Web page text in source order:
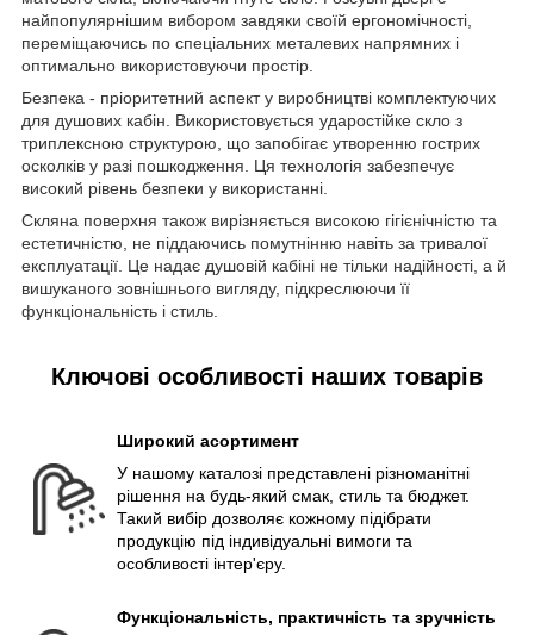
найпопулярнішим вибором завдяки своїй ергономічності,
переміщаючись по спеціальних металевих напрямних і
оптимально використовуючи простір.
Безпека - пріоритетний аспект у виробництві комплектуючих
для душових кабін. Використовується ударостійке скло з
триплексною структурою, що запобігає утворенню гострих
осколків у разі пошкодження. Ця технологія забезпечує
високий рівень безпеки у використанні.
Скляна поверхня також вирізняється високою гігієнічністю та
естетичністю, не піддаючись помутнінню навіть за тривалої
експлуатації. Це надає душовій кабіні не тільки надійності, а й
вишуканого зовнішнього вигляду, підкреслюючи її
функціональність і стиль.
Ключові особливості наших товарів
Широкий асортимент
У нашому каталозі представлені різноманітні
рішення на будь-який смак, стиль та бюджет.
Такий вибір дозволяє кожному підібрати
продукцію під індивідуальні вимоги та
особливості інтер'єру.
Функціональність, практичність та зручність